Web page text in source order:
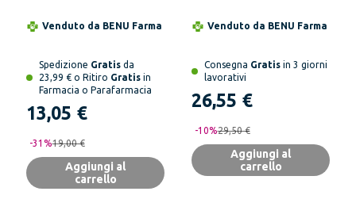
Venduto da BENU Farma
Spedizione Gratis da
23,99 € o Ritiro Gratis in
Farmacia o Parafarmacia
13,05 €
-31 %19,00 €
Aggiungi al
carrello
Cellulite e
Venduto da BENU Farma
Consegna Gratis in 3 giorni
lavorativi
26,55 €
-10%29,50 €
Aggiungi al
carrello